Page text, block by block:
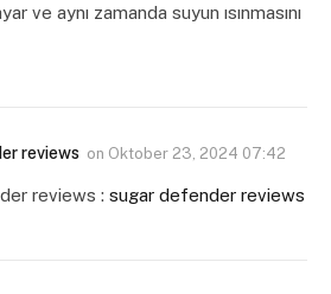
ve aynı zamanda suyun ısınmasını
reviews on Oktober 23, 2024 07:42
reviews : sugar defender reviews